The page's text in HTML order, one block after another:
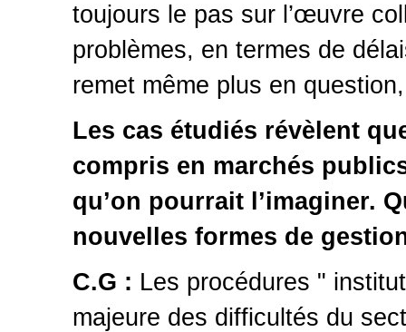
toujours le pas sur l’œuvre
problèmes, en termes de
remet même plus en
Les cas étudiés révèlent
compris en marchés
qu’on pourrait l’imaginer.
nouvelles formes de
C.G : Les procédures "
majeure des difficultés du